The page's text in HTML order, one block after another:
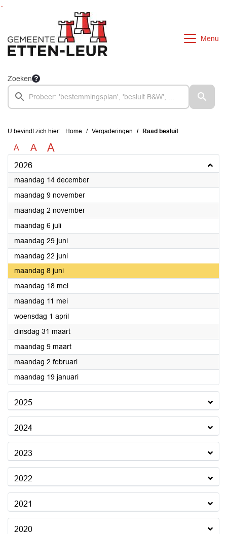
Ga naar de inhoud van deze pagina
Menu
Zoeken
U bevindt zich hier: Home Vergaderingen Raad besluit
A A A
2026
maandag 14 december2026
maandag 9 november2026
maandag 2 november2026
maandag 6 juli2026
maandag 29 juni2026
maandag 22 juni2026
maandag 8 juni2026
maandag 18 mei2026
maandag 11 mei2026
woensdag 1 april2026
dinsdag 31 maart2026
maandag 9 maart2026
maandag 2 februari2026
maandag 19 januari2026
2025
2024
2023
2022
2021
2020